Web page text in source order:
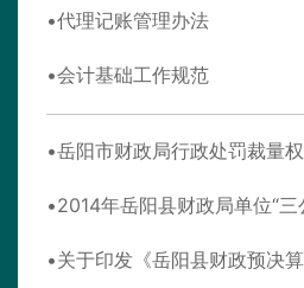
代理记账管理办法
会计基础工作规范